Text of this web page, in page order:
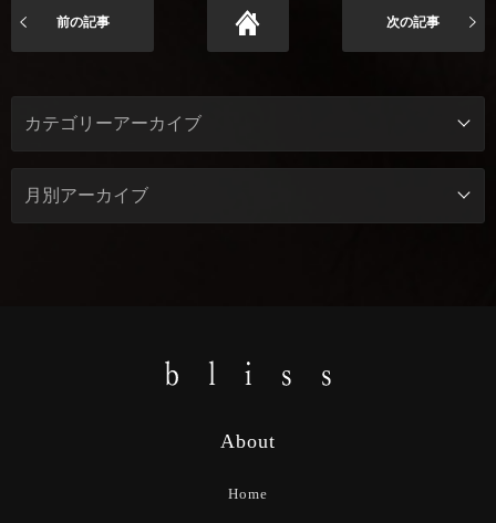
前の記事 次の記事
About
Home